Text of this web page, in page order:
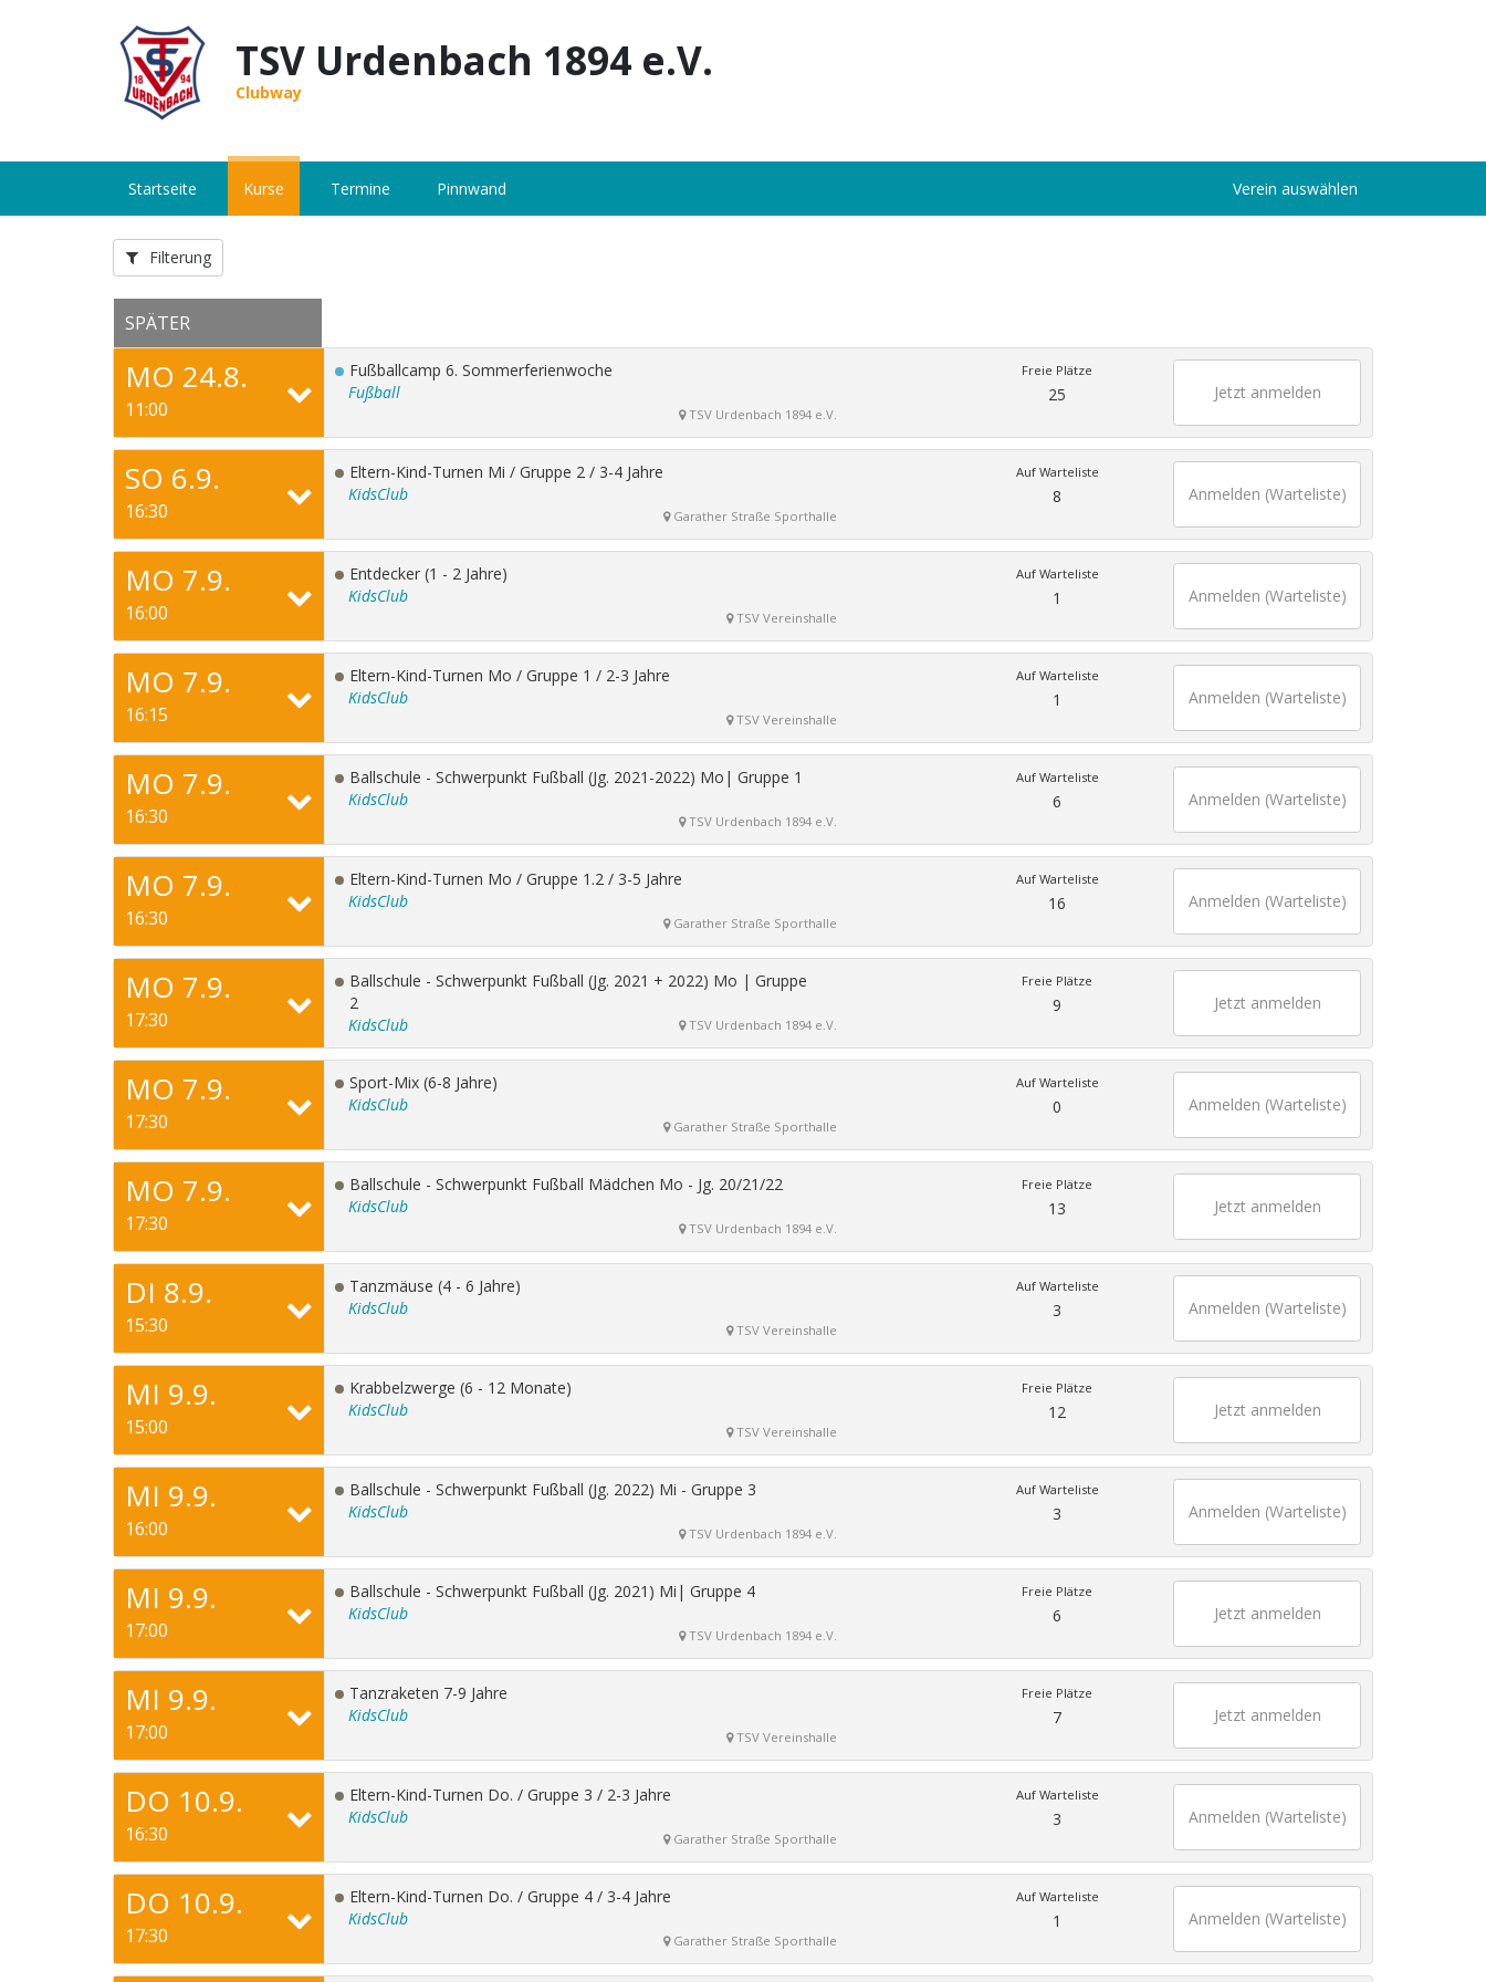
TSV Urdenbach 1894 e.V.
Clubway
Startseite Kurse Termine Pinnwand Verein auswählen
Filterung
SPÄTER
MO 24.8.
11:00
Fußballcamp 6. Sommerferienwoche
Fußball
TSV Urdenbach 1894 e.V.
Freie Plätze
25 Jetzt anmelden
SO 6.9.
16:30
Eltern-Kind-Turnen Mi / Gruppe 2 / 3-4 Jahre
KidsClub
Garather Straße Sporthalle
Auf Warteliste
8 Anmelden (Warteliste)
MO 7.9.
16:00
Entdecker (1 - 2 Jahre)
KidsClub
TSV Vereinshalle
Auf Warteliste
1 Anmelden (Warteliste)
MO 7.9.
16:15
Eltern-Kind-Turnen Mo / Gruppe 1 / 2-3 Jahre
KidsClub
TSV Vereinshalle
Auf Warteliste
1 Anmelden (Warteliste)
MO 7.9.
16:30
Ballschule - Schwerpunkt Fußball (Jg. 2021-2022) Mo| Gruppe 1
KidsClub
TSV Urdenbach 1894 e.V.
Auf Warteliste
6 Anmelden (Warteliste)
MO 7.9.
16:30
Eltern-Kind-Turnen Mo / Gruppe 1.2 / 3-5 Jahre
KidsClub
Garather Straße Sporthalle
Auf Warteliste
16 Anmelden (Warteliste)
MO 7.9.
17:30
Ballschule - Schwerpunkt Fußball (Jg. 2021 + 2022) Mo | Gruppe
2
KidsClub
TSV Urdenbach 1894 e.V.
Freie Plätze
9 Jetzt anmelden
MO 7.9.
17:30
Sport-Mix (6-8 Jahre)
KidsClub
Garather Straße Sporthalle
Auf Warteliste
0 Anmelden (Warteliste)
MO 7.9.
17:30
Ballschule - Schwerpunkt Fußball Mädchen Mo - Jg. 20/21/22
KidsClub
TSV Urdenbach 1894 e.V.
Freie Plätze
13 Jetzt anmelden
DI 8.9.
15:30
Tanzmäuse (4 - 6 Jahre)
KidsClub
TSV Vereinshalle
Auf Warteliste
3 Anmelden (Warteliste)
MI 9.9.
15:00
Krabbelzwerge (6 - 12 Monate)
KidsClub
TSV Vereinshalle
Freie Plätze
12 Jetzt anmelden
MI 9.9.
16:00
Ballschule - Schwerpunkt Fußball (Jg. 2022) Mi - Gruppe 3
KidsClub
TSV Urdenbach 1894 e.V.
Auf Warteliste
3 Anmelden (Warteliste)
MI 9.9.
17:00
Ballschule - Schwerpunkt Fußball (Jg. 2021) Mi| Gruppe 4
KidsClub
TSV Urdenbach 1894 e.V.
Freie Plätze
6 Jetzt anmelden
MI 9.9.
17:00
Tanzraketen 7-9 Jahre
KidsClub
TSV Vereinshalle
Freie Plätze
7 Jetzt anmelden
DO 10.9.
16:30
Eltern-Kind-Turnen Do. / Gruppe 3 / 2-3 Jahre
KidsClub
Garather Straße Sporthalle
Auf Warteliste
3 Anmelden (Warteliste)
DO 10.9.
17:30
Eltern-Kind-Turnen Do. / Gruppe 4 / 3-4 Jahre
KidsClub
Garather Straße Sporthalle
Auf Warteliste
1 Anmelden (Warteliste)